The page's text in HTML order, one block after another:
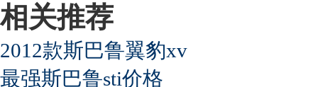
相关推荐
2012款斯巴鲁翼豹xv
最强斯巴鲁sti价格